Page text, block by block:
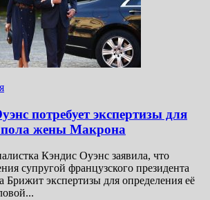
потребует экспертизы для
пола жены Макрона
Кэндис Оуэнс заявила, что
супругой французского президента
экспертизы для определения её